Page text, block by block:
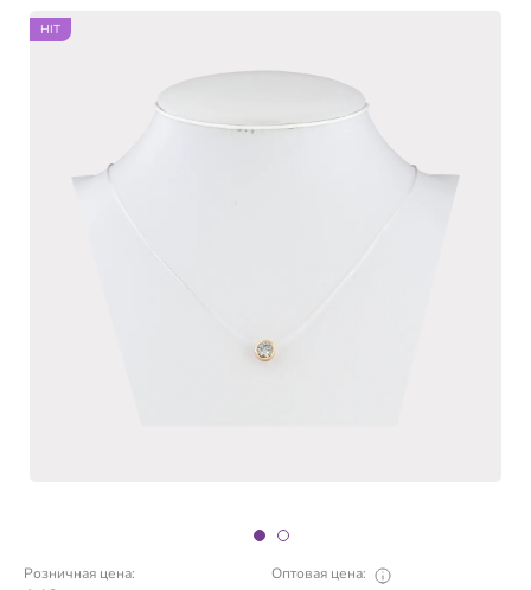
HIT
HIT
Розничная цена: Оптовая цена: